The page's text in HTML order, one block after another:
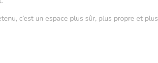
c’est un espace plus sûr, plus propre et plus